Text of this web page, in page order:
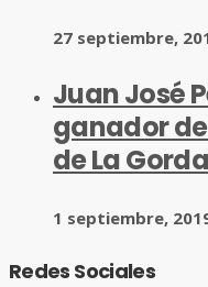
27 septiembre,
Juan José
ganador
de La
1 septiembre,
Redes Sociales